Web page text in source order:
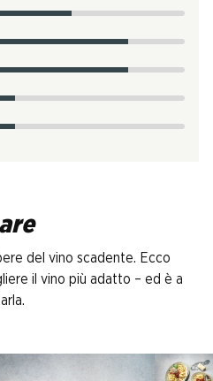
del vino scadente. Ecco
il vino più adatto – ed è a